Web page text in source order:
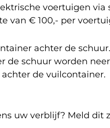
voertuigen
van € 100,- per
achter de schuur.
de schuur worden
de vuilcontainer.
uw verblijf? Meld dit